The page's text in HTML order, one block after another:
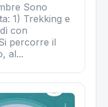
Sono
1) Trekking e
con
percorre il
al...